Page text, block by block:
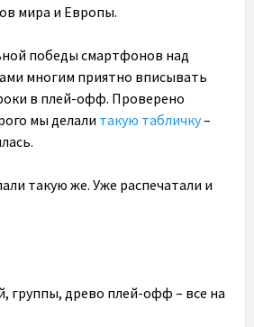
мира и Европы.
победы смартфонов над
многим приятно вписывать
в плей-офф. Проверено
мы делали такую табличку–
такую же. Уже распечатали и
группы, древо плей-офф – все на